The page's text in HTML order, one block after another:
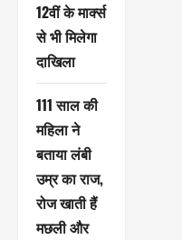
12वीं के मार्क्स
से भी मिलेगा
दाखिला
111 साल की
महिला ने
बताया लंबी
उम्र का राज,
रोज खाती हैं
मछली और